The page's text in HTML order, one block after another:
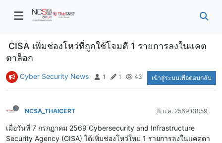
CISA เพิ่มช่องโหว่ที่ถูกใช้โจมตี 1 รายการลงในแคต
ตาล็อก
Cyber Security News 1 1 43 เข้าสู่ระบบเพื่อตอบกลับ
NCSA_THAICERT 8 ก.ค. 2569 08:59
เมื่อวันที่ 7 กรกฏาคม 2569 Cybersecurity and Infrastructure
Security Agency (CISA) ได้เพิ่มช่องโหว่ใหม่ 1 รายการลงในแคตตา